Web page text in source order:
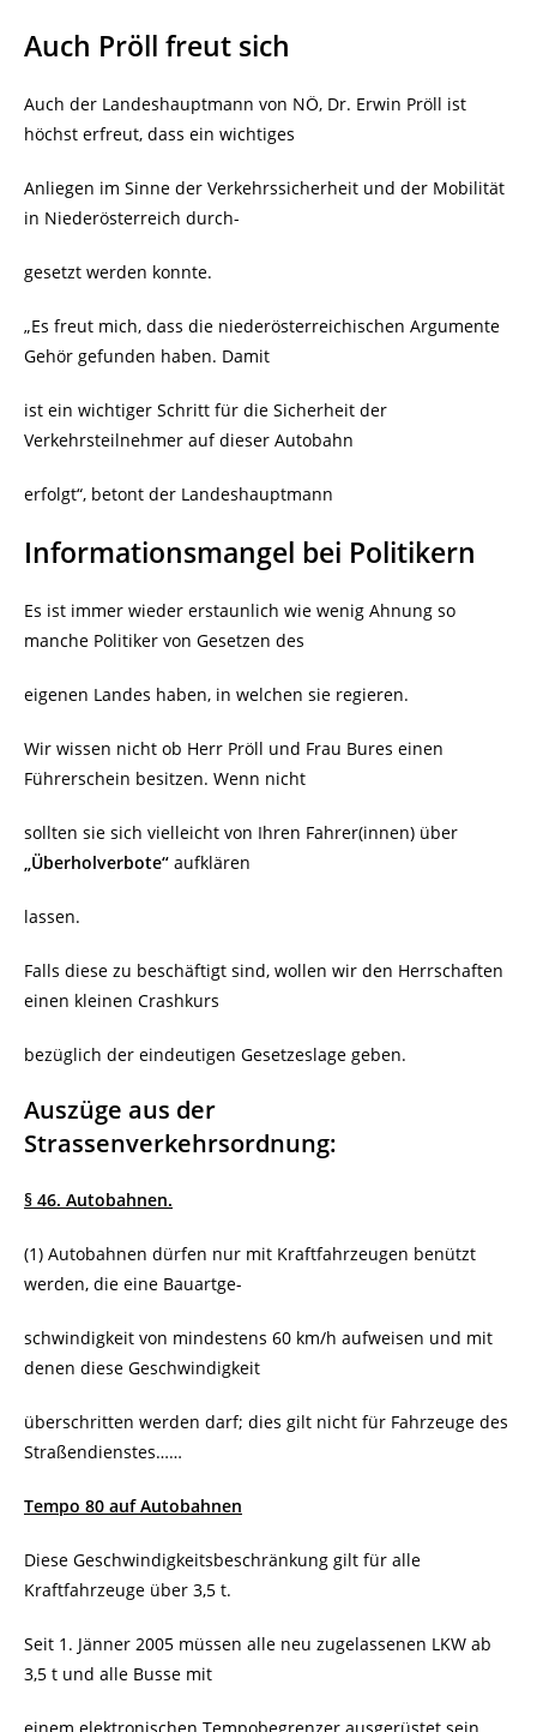
Auch Pröll freut sich
Auch der Landeshauptmann von NÖ, Dr. Erwin Pröll ist
höchst erfreut, dass ein wichtiges
Anliegen im Sinne der Verkehrssicherheit und der Mobilität
in Niederösterreich durch-
gesetzt werden konnte.
„Es freut mich, dass die niederösterreichischen Argumente
Gehör gefunden haben. Damit
ist ein wichtiger Schritt für die Sicherheit der
Verkehrsteilnehmer auf dieser Autobahn
erfolgt“, betont der Landeshauptmann
Informationsmangel bei Politikern
Es ist immer wieder erstaunlich wie wenig Ahnung so
manche Politiker von Gesetzen des
eigenen Landes haben, in welchen sie regieren.
Wir wissen nicht ob Herr Pröll und Frau Bures einen
Führerschein besitzen. Wenn nicht
sollten sie sich vielleicht von Ihren Fahrer(innen) über
„Überholverbote“ aufklären
lassen.
Falls diese zu beschäftigt sind, wollen wir den Herrschaften
einen kleinen Crashkurs
bezüglich der eindeutigen Gesetzeslage geben.
Auszüge aus der
Strassenverkehrsordnung:
§ 46. Autobahnen.
(1) Autobahnen dürfen nur mit Kraftfahrzeugen benützt
werden, die eine Bauartge-
schwindigkeit von mindestens 60 km/h aufweisen und mit
denen diese Geschwindigkeit
überschritten werden darf; dies gilt nicht für Fahrzeuge des
Straßendienstes……
Tempo 80 auf Autobahnen
Diese Geschwindigkeitsbeschränkung gilt für alle
Kraftfahrzeuge über 3,5 t.
Seit 1. Jänner 2005 müssen alle neu zugelassenen LKW ab
3,5 t und alle Busse mit
einem elektronischen Tempobegrenzer ausgerüstet sein.